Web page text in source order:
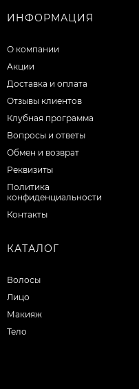
ИНФОРМАЦИЯ
О компании
Акции
Доставка и оплата
Отзывы клиентов
Клубная программа
Вопросы и ответы
Обмен и возврат
Реквизиты
Политика
конфиденциальности
Контакты
КАТАЛОГ
Волосы
Лицо
Макияж
Тело